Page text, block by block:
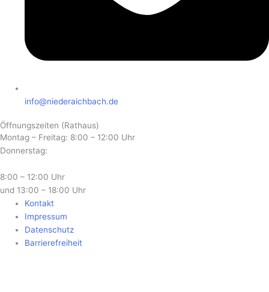
info@niederaichbach.de
Öffnungszeiten (Rathaus)
Montag – Freitag: 8:00 – 12:00 Uhr
Donnerstag:
8:00 – 12:00 Uhr
und 13:00 – 18:00 Uhr
Kontakt
Impressum
Datenschutz
Barrierefreiheit